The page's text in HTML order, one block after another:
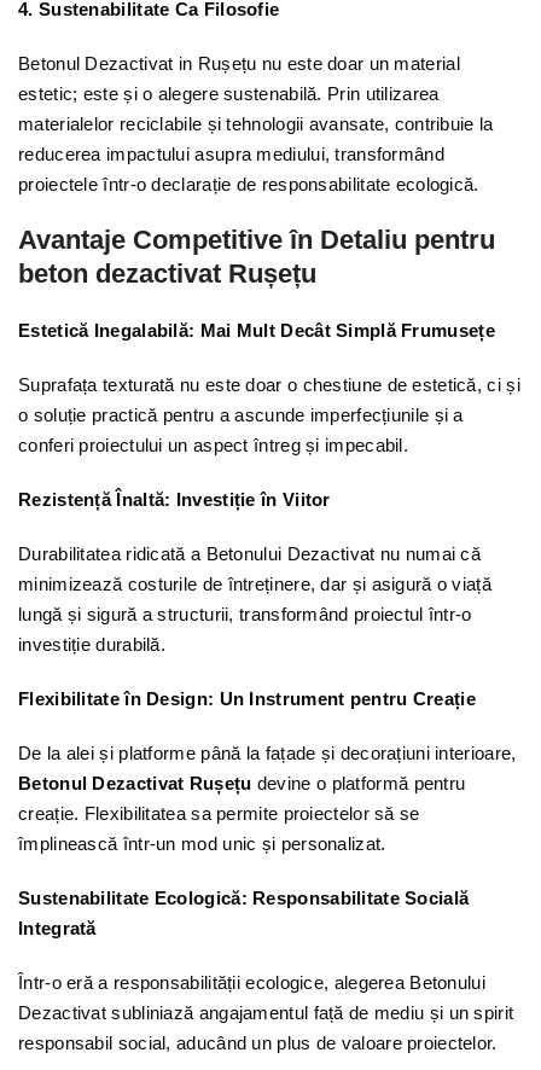
4. Sustenabilitate Ca Filosofie
Betonul Dezactivat in Rușețu nu este doar un material
estetic; este și o alegere sustenabilă. Prin utilizarea
materialelor reciclabile și tehnologii avansate, contribuie la
reducerea impactului asupra mediului, transformând
proiectele într-o declarație de responsabilitate ecologică.
Avantaje Competitive în Detaliu pentru
beton dezactivat Rușețu
Estetică Inegalabilă: Mai Mult Decât Simplă Frumusețe
Suprafața texturată nu este doar o chestiune de estetică, ci și
o soluție practică pentru a ascunde imperfecțiunile și a
conferi proiectului un aspect întreg și impecabil.
Rezistență Înaltă: Investiție în Viitor
Durabilitatea ridicată a Betonului Dezactivat nu numai că
minimizează costurile de întreținere, dar și asigură o viață
lungă și sigură a structurii, transformând proiectul într-o
investiție durabilă.
Flexibilitate în Design: Un Instrument pentru Creație
De la alei și platforme până la fațade și decorațiuni interioare,
Betonul Dezactivat Rușețu devine o platformă pentru
creație. Flexibilitatea sa permite proiectelor să se
împlinească într-un mod unic și personalizat.
Sustenabilitate Ecologică: Responsabilitate Socială
Integrată
Într-o eră a responsabilității ecologice, alegerea Betonului
Dezactivat subliniază angajamentul față de mediu și un spirit
responsabil social, aducând un plus de valoare proiectelor.